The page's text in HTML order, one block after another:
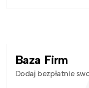
Baza Firm
Dodaj bezpłatnie